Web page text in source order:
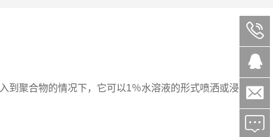
到聚合物的情况下，它可以1％水溶液的形式喷洒或浸



